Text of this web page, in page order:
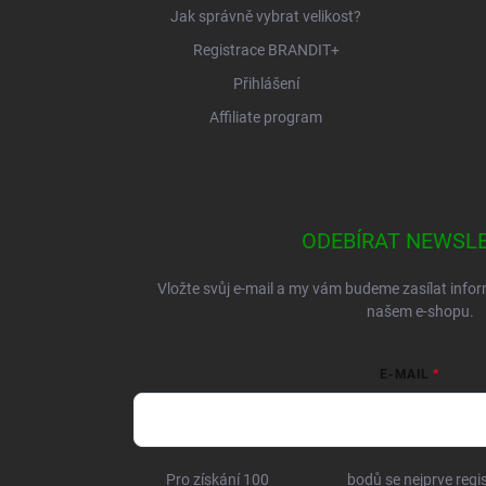
Jak správně vybrat velikost?
Registrace BRANDIT+
Přihlášení
Affiliate program
ODEBÍRAT
Vložte svůj e-mail a my vám budeme zasílat
našem e-shopu.
E-MAIL
Pro získání 100 bodů se nejprve